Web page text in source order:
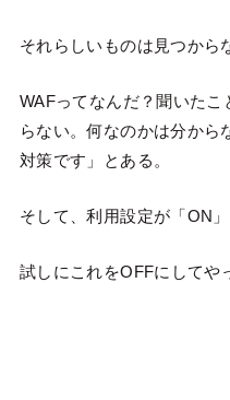
それらしいものは見つから
WAFってなんだ？聞いた
らない。何なのかは分から
対策です」とある。
そして、利用設定が「ON」
試しにこれをOFFにしてや